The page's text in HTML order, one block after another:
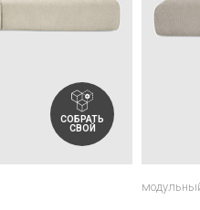
СОБРАТЬ
СВОЙ